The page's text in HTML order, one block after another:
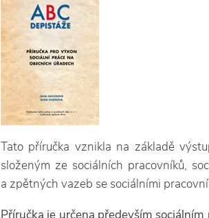
Tato příručka vznikla na základě
složeným ze sociálních pracovníků,
a zpětných vazeb se sociálními